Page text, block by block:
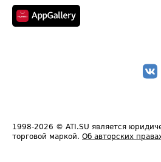
1998-2026 © ATI.SU является
торговой маркой. Об авторских